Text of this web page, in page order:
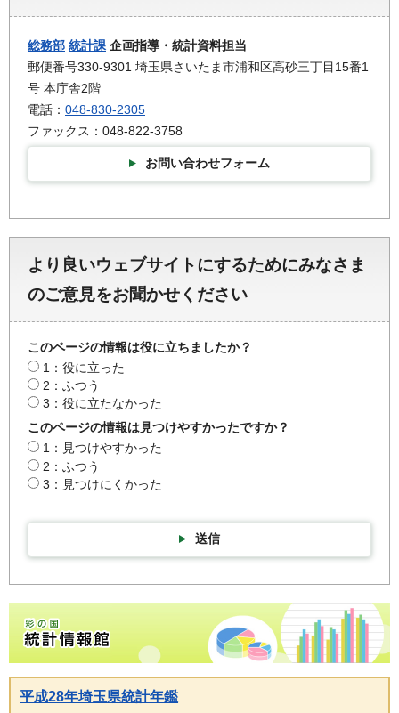
総務部 統計課 企画指導・統計資料担当
郵便番号330-9301 埼玉県さいたま市浦和区高砂三丁目15番1
号 本庁舎2階
電話： 048-830-2305
ファックス：048-822-3758
お問い合わせフォーム
より良いウェブサイトにするためにみなさま
のご意見をお聞かせください
このページの情報は役に立ちましたか？
1：役に立った
2：ふつう
3：役に立たなかった
このページの情報は見つけやすかったですか？
1：見つけやすかった
2：ふつう
3：見つけにくかった
送信
彩の国統計情報館トップページ
平成28年埼玉県統計年鑑